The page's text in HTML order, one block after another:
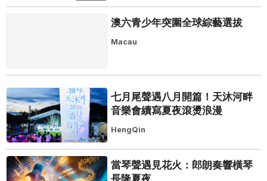
澳六青少年突圍全球綜藝選拔
Macau
七月尾聲遇八月開篇！天沐河畔
音樂會續寫夏夜滾燙浪漫
HengQin
當琴聲遇見花火：郎朗奏響橫琴